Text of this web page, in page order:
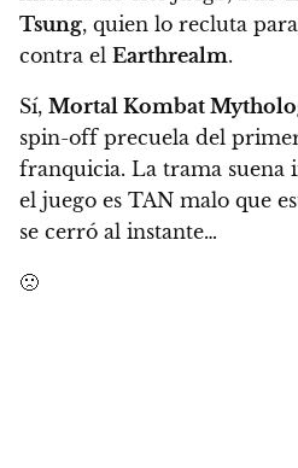
Tsung, quien lo recluta
contra el Earthrealm.
Sí, Mortal Kombat
spin-off precuela del
franquicia. La trama suena
el juego es TAN malo que
se cerró al instante…
🙁